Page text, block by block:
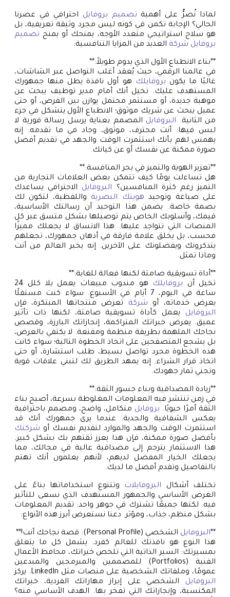
لماذا نُصرُّ على أهمية تصميم بروفايل احترافي في عصرنا
الحالي؟ الإجابة تكمن في كونه ليس مجرد وثيقة تعريفية، بل
هو سلاح استراتيجي متعدد الأوجه، يمنحك أو يمنح تصميم
بروفايل شركة العديد من المزايا التنافسية:
**بناء الانطباع الأول الذي يدوم طويلاً:**
في عالمنا الرقمي، حيث يُعقد أغلب التواصل عبر الشاشات،
غالبًا ما يكون بروفايلك
هو أول نافذة يطل منها جمهورك
المستهدف عليك. تخيل أنك أمام مدير توظيف يبحث عن
موهبة جديدة، أو مستثمر محتمل يوازن بين الفرص، أو حتى
عميل يبحث عن شريك موثوق؛ الانطباع الأول يتشكل في جزء
من الثانية. البروفايل المصمم بعناية يرسل رسالة فورية لا
لبس فيها: أنت محترف، موثوق، وجاد في ما تقدمه. إنه
يهمس لهم بأنك استثمرت الوقت والجهد في تقديم أفضل
صورة ممكنة عن نفسك أو عن كيانك.
**تعزيز الهوية والتميز في بحر المنافسة:**
هل تساءلت يومًا كيف تتمكن بعض العلامات التجارية من
التميز رغم كثرة المنافسين؟ البروفايل الاحترافي يساعدك
على صياغة وتوحيد هويتك البصرية واللفظية، لتكون لك
بصمة خاصة. يضمن هذا التوحيد أن رسالتك الأساسية،
قيمك، وأسلوبك الخاص يتم توصيلها بشكل متسق عبر كل
المنصات التي تتواجد عليها. هذا الاتساق لا يجعلك مميزًا
فحسب، بل يخلق علامة فارقة في أذهان جمهورك، تجعلهم
يتذكرونك ويفضلونك على الآخرين. إنه يخبر العالم من أنت
وماذا تمثل.
**أداة تسويقية صامتة لكنها فعالة للغاية:**
تخيل أن بروفايلك
هو مندوب مبيعات يعمل بلا كلل 24
ساعة في اليوم، 7 أيام في الأسبوع. سواء كنت مستقلًا
يعرض خدماته، أو شركة تعرض منتجاتها المبتكرة، فإن
البروفايل يعمل كأداة تسويقية صامتة، لكنها ذات تأثير
عميق. يعرض خبراتك المتراكمة، إنجازاتك البارزة، وقصص
نجاحك الملهمة بطريقة منظمة ومقنعة. لا يكتفي بالعرض،
بل يشجع المتصفحين على اتخاذ الخطوة التالية؛ سواء كانت
هذه الخطوة مجرد تواصل بسيط، طلب استشارة، أو حتى
اتخاذ قرار الشراء. إنه يمهد الطريق لك لتبني علاقات قوية
وتجني ثمار جهودك.
**زيادة المصداقية وبناء جسور الثقة:**
في زمن تنتشر فيه المعلومات المغلوطة بسرعة، أصبح بناء
الثقة أمرًا حيويًا. بروفايل متكامل، واضح، ومصمم باحترافية
يعكس الشفافية والجدية. عندما يرى جمهورك أنك قد
استثمرت الوقت والجهد والموارد لتقديم نفسك أو شركتك
بأفضل صورة ممكنة، فإن هذا يعزز ثقتهم بك بشكل كبير.
هذا الاستثمار يترجم إلى مصداقية عالية في مجالك، مما
يجعلك الخيار المفضل لديهم، لأنهم يعلمون أنك تهتم
بالتفاصيل وتقدم أفضل ما لديك.
تختلف أشكال البروفايلات
وتتنوع استخداماتها بناءً على
الغرض الأساسي والجمهور المستهدف الذي نسعى للتأثير
فيه. لكنها جميعًا تشترك في جوهر واحد: تقديم المعلومات
بشكل منظم، جذاب، ومؤثر. دعنا نستعرض أبرز هذه الأنواع:
**البروفايل الشخصي (Personal Profile): قصة نجاحك أنت!**
هذا النوع هو نافذتك للعالم كفرد. يشمل كل ما يتعلق
بمسيرتك: السير الذاتية التي تلخص خبراتك، محافظ الأعمال
الفنية (Portfolios) للمصممين والمبرمجين والمبدعين
عمومًا، وملفاتك الشخصية على منصات مثل LinkedIn. يركز
البروفايل الشخصي على إبراز مهاراتك الفردية، خبراتك
المكتسبة، وإنجازاتك التي تفخر بها. الهدف الأساسي منه؟